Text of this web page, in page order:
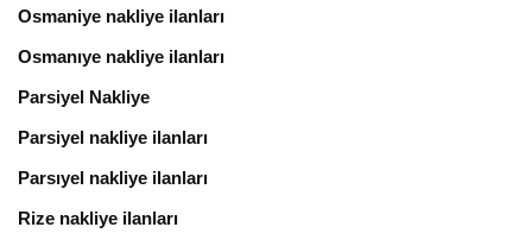
Osmaniye nakliye ilanları
Osmanıye nakliye ilanları
Parsiyel Nakliye
Parsiyel nakliye ilanları
Parsıyel nakliye ilanları
Rize nakliye ilanları